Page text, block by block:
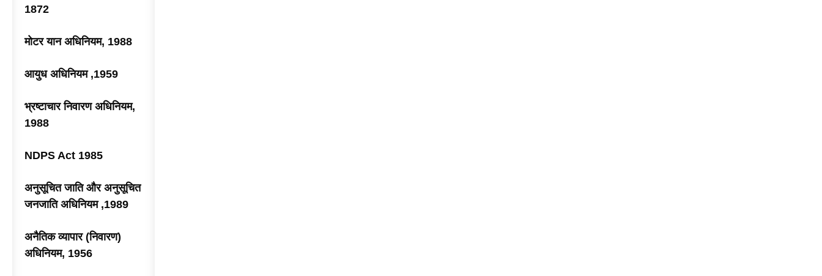
1872
मोटर यान अधिनियम, 1988
आयुध अधिनियम ,1959
भ्रष्टाचार निवारण अधिनियम,
1988
NDPS Act 1985
अनुसूचित जाति और अनुसूचित
जनजाति अधिनियम ,1989
अनैतिक व्यापार (निवारण)
अधिनियम, 1956